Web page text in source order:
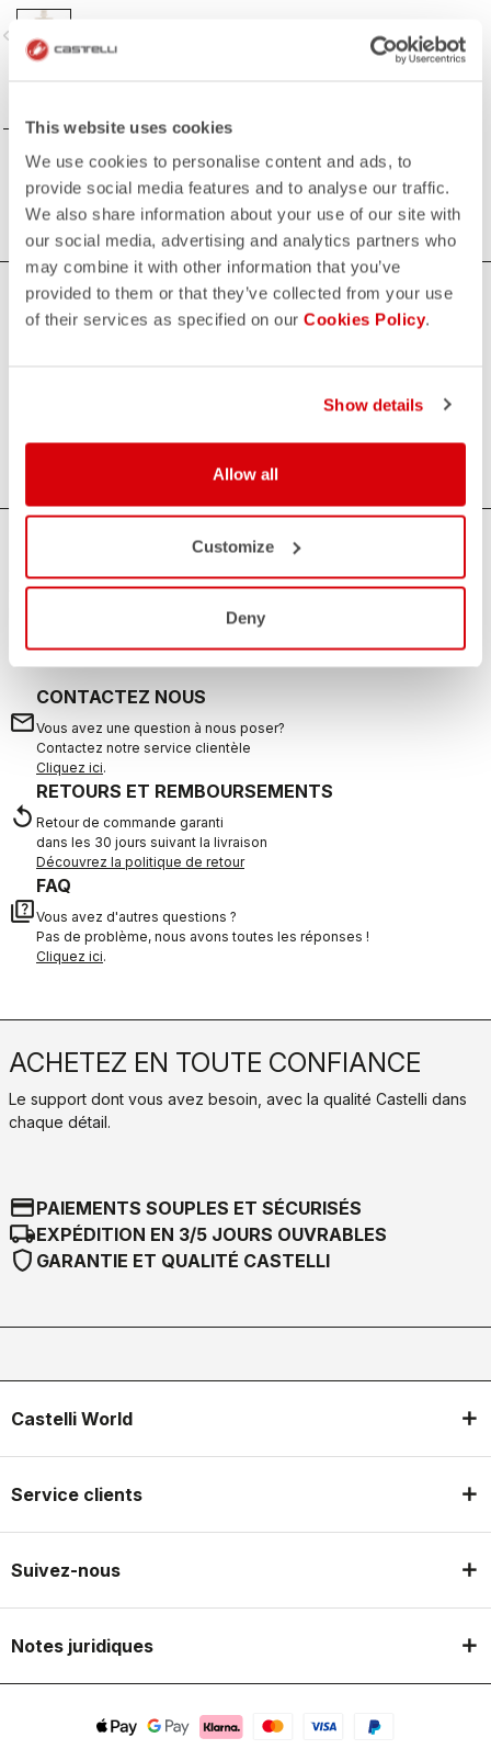
This website uses cookies
We use cookies to personalise content and ads, to
provide social media features and to analyse our traffic.
We also share information about your use of our site with
our social media, advertising and analytics partners who
may combine it with other information that you’ve
provided to them or that they’ve collected from your use
of their services as specified on our Cookies Policy.
Show details
Allow all
Customize
Deny
Essentiels
serviettes, des poignets et des bandeaux pour la
transpiration.
AVEZ-VOUS BESOIN D'AIDE ?
Si vous avez des doutes ou besoin d'aide, ne vous inquiétez
nous sommes là pour vous!
email
CONTACTEZ NOUS
Vous avez une question à nous poser?
Contactez notre service clientèle
Cliquez ici.
replay
RETOURS ET REMBOURSEMENTS
Retour de commande garanti
dans les 30 jours suivant la livraison
Découvrez la politique de retour
quiz
FAQ
Vous avez d'autres questions ?
Pas de problème, nous avons toutes les réponses !
Cliquez ici.
ACHETEZ EN TOUTE CONFIANCE
Le support dont vous avez besoin, avec la qualité Castelli dans
chaque détail.
credit_cardPAIEMENTS SOUPLES ET SÉCURISÉS
local_shippingEXPÉDITION EN 3/5 JOURS OUVRABLES
shield GARANTIE ET QUALITÉ CASTELLI
Castelli World
Service clients
Suivez-nous
Notes juridiques